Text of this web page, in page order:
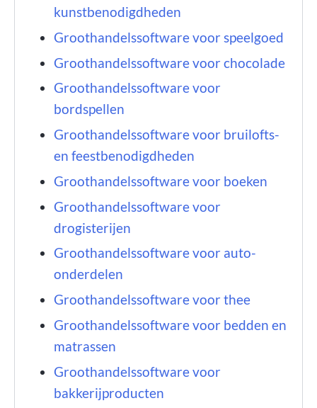
kunstbenodigdheden
Groothandelssoftware voor speelgoed
Groothandelssoftware voor chocolade
Groothandelssoftware voor
bordspellen
Groothandelssoftware voor bruilofts-
en feestbenodigdheden
Groothandelssoftware voor boeken
Groothandelssoftware voor
drogisterijen
Groothandelssoftware voor auto-
onderdelen
Groothandelssoftware voor thee
Groothandelssoftware voor bedden en
matrassen
Groothandelssoftware voor
bakkerijproducten